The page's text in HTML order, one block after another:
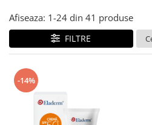
Produse Antiacnee
Creme contur ochi
Seruri
Produse Par si Scalp
Lotiuni tonice
Produse pentru curatare
Afiseaza: 1-24 din 41 produse
FILTRE
-14%